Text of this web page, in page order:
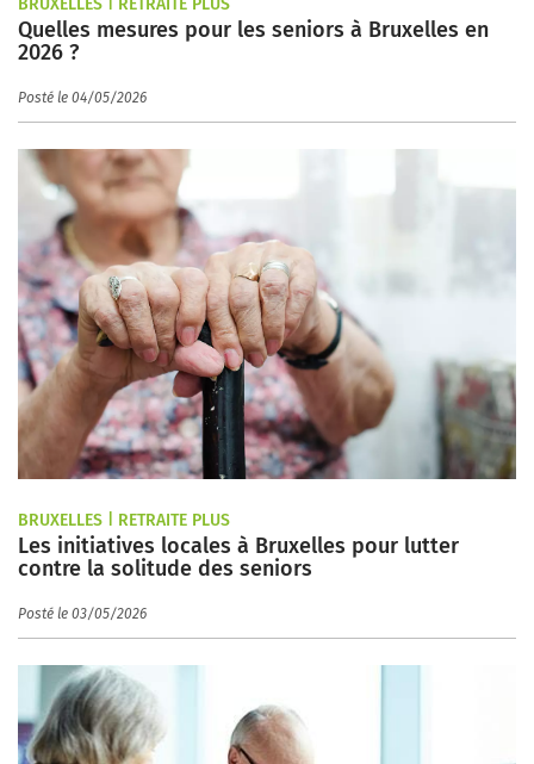
BRUXELLES | RETRAITE PLUS
Quelles mesures pour les seniors à Bruxelles en
2026 ?
Posté le 04/05/2026
BRUXELLES | RETRAITE PLUS
Les initiatives locales à Bruxelles pour lutter
contre la solitude des seniors
Posté le 03/05/2026